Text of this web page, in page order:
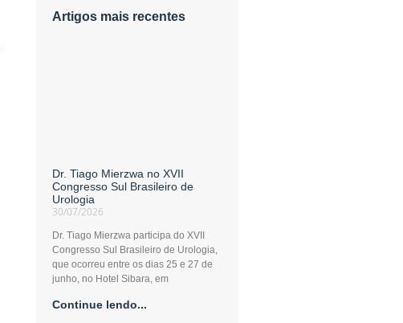
Artigos mais recentes
Dr. Tiago Mierzwa no XVII
Congresso Sul Brasileiro de
Urologia
30/07/2026
Dr. Tiago Mierzwa participa do XVII
Congresso Sul Brasileiro de Urologia,
que ocorreu entre os dias 25 e 27 de
junho, no Hotel Sibara, em
Continue lendo...